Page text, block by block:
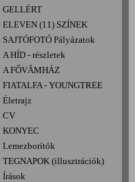
GELLÉRT
ELEVEN (11) SZÍNEK
SAJTÓFOTÓ Pályázatok
A HÍD - részletek
A FŐVĂMHÁZ
FIATALFA - YOUNGTREE
Életrajz
CV
KONYEC
Lemezborítók
TEGNAPOK (illusztrációk)
Írások